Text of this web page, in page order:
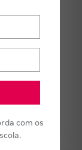
com os
as